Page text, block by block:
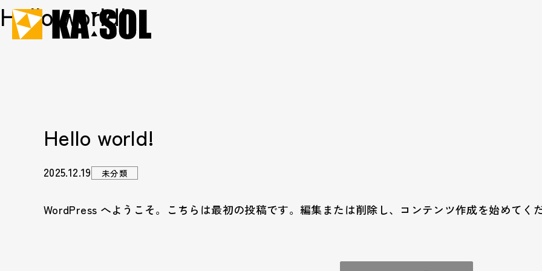
Hello world!
Hello world!
2025.12.19 未分類
WordPress へようこそ。こちらは最初の投稿です。編集または削除し、コンテンツ作成を始めてく